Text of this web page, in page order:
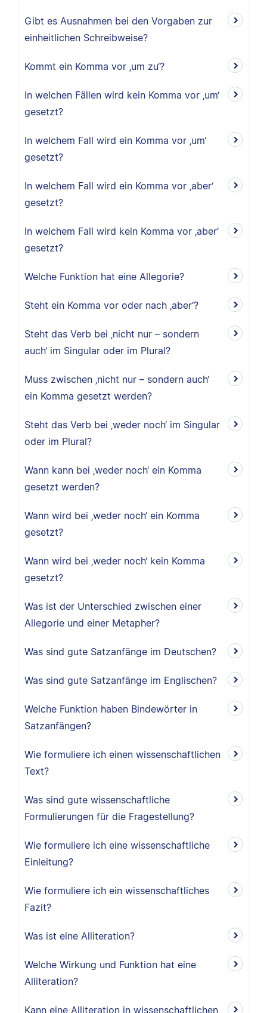
Gibt es Ausnahmen bei den Vorgaben zur
einheitlichen Schreibweise?
Kommt ein Komma vor ‚um zu‘?
In welchen Fällen wird kein Komma vor ‚um‘
gesetzt?
In welchem Fall wird ein Komma vor ‚um‘
gesetzt?
In welchem Fall wird ein Komma vor ‚aber‘
gesetzt?
In welchem Fall wird kein Komma vor ‚aber‘
gesetzt?
Welche Funktion hat eine Allegorie?
Steht ein Komma vor oder nach ‚aber‘?
Steht das Verb bei ‚nicht nur – sondern
auch‘ im Singular oder im Plural?
Muss zwischen ‚nicht nur – sondern auch‘
ein Komma gesetzt werden?
Steht das Verb bei ‚weder noch‘ im Singular
oder im Plural?
Wann kann bei ‚weder noch‘ ein Komma
gesetzt werden?
Wann wird bei ‚weder noch‘ ein Komma
gesetzt?
Wann wird bei ‚weder noch‘ kein Komma
gesetzt?
Was ist der Unterschied zwischen einer
Allegorie und einer Metapher?
Was sind gute Satzanfänge im Deutschen?
Was sind gute Satzanfänge im Englischen?
Welche Funktion haben Bindewörter in
Satzanfängen?
Wie formuliere ich einen wissenschaftlichen
Text?
Was sind gute wissenschaftliche
Formulierungen für die Fragestellung?
Wie formuliere ich eine wissenschaftliche
Einleitung?
Wie formuliere ich ein wissenschaftliches
Fazit?
Was ist eine Alliteration?
Welche Wirkung und Funktion hat eine
Alliteration?
Kann eine Alliteration in wissenschaftlichen